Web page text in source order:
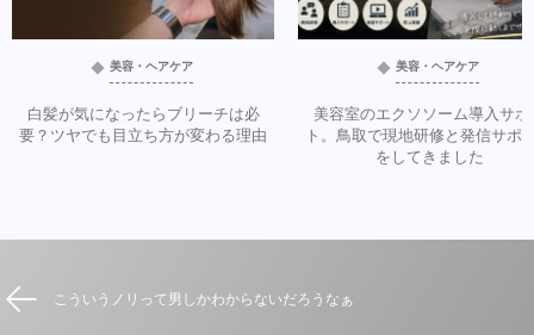
美容・ヘアケア
白髪が気になったらブリーチは必
要？ツヤでも目立ち方が変わる理由
美容・ヘアケア
美容室のエクソソーム導入サポ
ト。鳥取で現地研修と発信サポ
をしてきました
こういうノリって男しかわからないだろうなぁ